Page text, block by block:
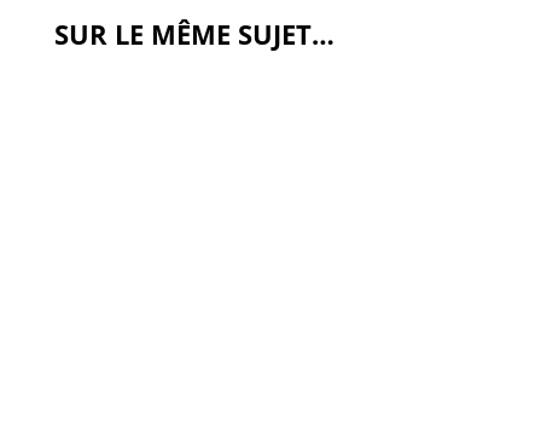
SUR LE MÊME SUJET…